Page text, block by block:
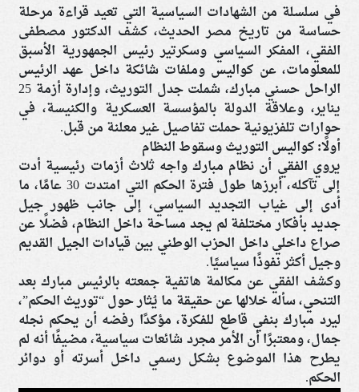
في سلسلة من الشهادات السياسية التي تعيد قراءة مرحلة
حساسة من تاريخ مصر الحديث، كشف الدكتور مصطفى
الفقي، المفكر السياسي وسكرتير رئيس الجمهورية الأسبق
للمعلومات، عن كواليس وملفات شائكة داخل عهد الرئيس
الراحل حسني مبارك، شملت جدل التوريث، وإدارة أزمة 25
يناير، وعلاقة الدولة بالمؤسسة العسكرية والكنيسة، في
حوارات تلفزيونية حملت تفاصيل غير معلنة من قبل.
أولًا: كواليس التوريث وسقوط النظام
يروي الفقي أن نظام مبارك واجه ثلاث أزمات رئيسية أدت
إلى تآكله، أبرزها طول فترة الحكم التي امتدت 30 عامًا، ما
أدى إلى غياب التجديد السياسي، إلى جانب ظهور جيل
جديد بأفكار مختلفة لم يجد مساحة داخل النظام، فضلًا عن
صراع داخلي داخل الحزب الوطني بين قيادات الجيل القديم
وجيل أكثر نفوذًا سياسيًا.
وكشف الفقي عن مكالمة هاتفية جمعته بالرئيس مبارك بعد
التنحي، سأله خلالها عن حقيقة ما يُثار حول “توريث الحكم”،
ليرد مبارك بنفي قاطع للفكرة، مؤكدًا رفضه أن يحكم نجله
جمال، ومعتبرًا أن الأمر مجرد شائعات سياسية، مضيفًا أنه لم
يطرح هذا الموضوع بشكل رسمي داخل أسرته أو دوائر
الحكم.